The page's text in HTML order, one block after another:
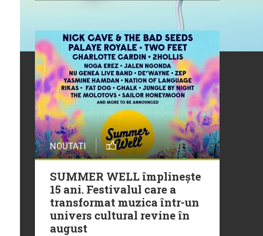
Cabron vine cu Hitul
Monstru al Verii
20 Iulie
Episod nou | Muzica Aia x
DJ Christian Thomson
20 Iulie
Torpedoul lui Morar: Theo
Rose - „Ceai lângă tine”
NOUTATI
SUMMER WELL împlinește
15 ani. Festivalul care a
transformat muzica într-un
univers cultural revine în
august